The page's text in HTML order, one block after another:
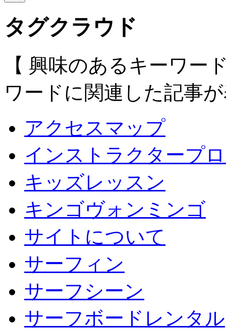
タグクラウド
【 興味のあるキーワー
ワードに関連した記事
アクセスマップ
インストラクタープ
キッズレッスン
キンゴヴォンミンゴ
サイトについて
サーフィン
サーフシーン
サーフボードレンタル